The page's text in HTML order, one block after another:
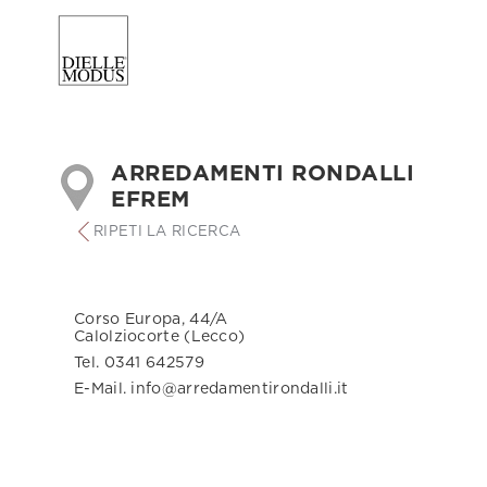
ARREDAMENTI RONDALLI
EFREM
RIPETI LA RICERCA
Corso Europa, 44/A
Calolziocorte (Lecco)
Tel. 0341 642579
E-Mail. info@arredamentirondalli.it